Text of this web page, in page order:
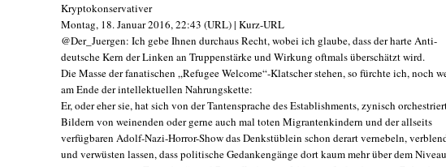
Kryptokonservativer
Montag, 18. Januar 2016, 22:43 (URL) | Kurz-URL
@Der_Juergen: Ich gebe Ihnen durchaus Recht, wobei ich glaube, dass der harte Anti-
deutsche Kern der Linken an Truppenstärke und Wirkung oftmals überschätzt wird.
Die Masse der fanatischen „Refugee Welcome“-Klatscher stehen, so fürchte ich, noch
am Ende der intellektuellen Nahrungskette:
Er, oder eher sie, hat sich von der Tantensprache des Establishments, zynisch
Bildern von weinenden oder gerne auch mal toten Migrantenkindern und der allseits
verfügbaren Adolf-Nazi-Horror-Show das Denkstüblein schon derart vernebeln,
und verwüsten lassen, dass politische Gedankengänge dort kaum mehr über dem Niveau